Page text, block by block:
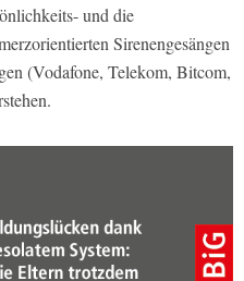
und die
Sirenengesängen
(Vodafone, Telekom, Bitcom,